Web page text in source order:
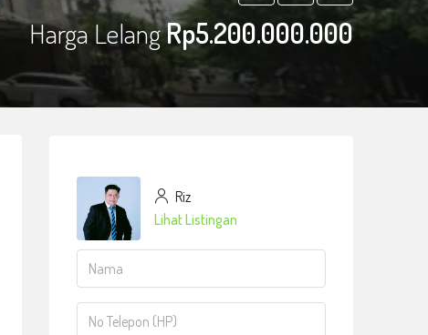
Harga LelangRp5.200.000.000
Riz
Lihat Listingan